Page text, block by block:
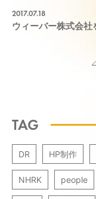
2017.07.18
ウィーバー株式会社
TAG
DR HP制作
NHRK people